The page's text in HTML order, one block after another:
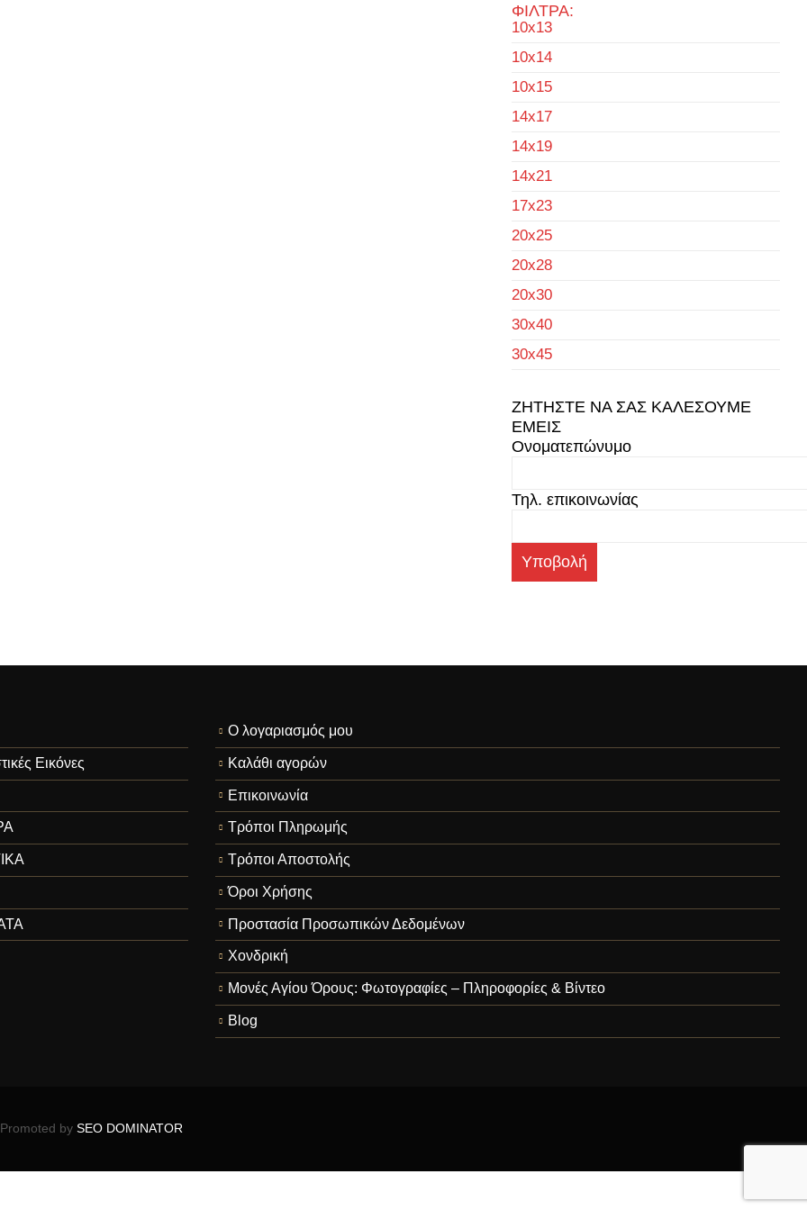
ΦΙΛΤΡΑ:
10x13
10x14
10x15
14x17
14x19
14x21
17x23
20x25
20x28
20x30
30x40
30x45
ΖΗΤΗΣΤΕ ΝΑ ΣΑΣ ΚΑΛΕΣΟΥΜΕ
ΕΜΕΙΣ
Ονοματεπώνυμο
Τηλ. επικοινωνίας
Εικόνες
Ο λογαριασμός μου
Καλάθι αγορών
Επικοινωνία
Τρόποι Πληρωμής
Τρόποι Αποστολής
Όροι Χρήσης
Προστασία Προσωπικών Δεδομένων
Χονδρική
Μονές Αγίου Όρους: Φωτογραφίες – Πληροφορίες & Βίντεο
Blog
by SEO DOMINATOR